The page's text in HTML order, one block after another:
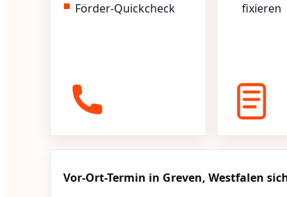
Förder-Quickcheck
fixieren
Vor-Ort-Termin in Greven, Westfalen